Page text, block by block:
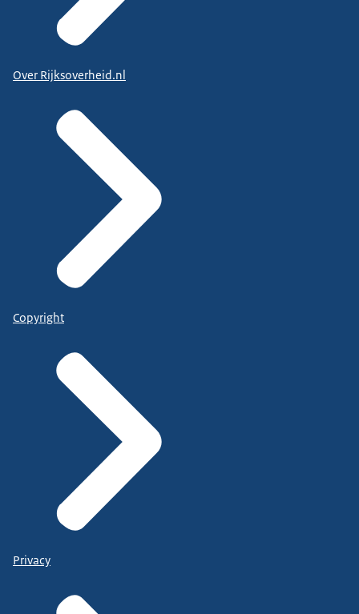
Over Rijksoverheid.nl
Copyright
Privacy